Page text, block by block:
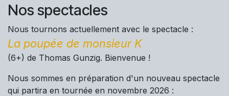
Nos spectacles
Nous tournons actuellement avec le spectacle :
La poupée de monsieur K
(6+) de Thomas Gunzig. Bienvenue !
Nous sommes en préparation d'un nouveau spectacle
qui partira en tournée en novembre 2026 :